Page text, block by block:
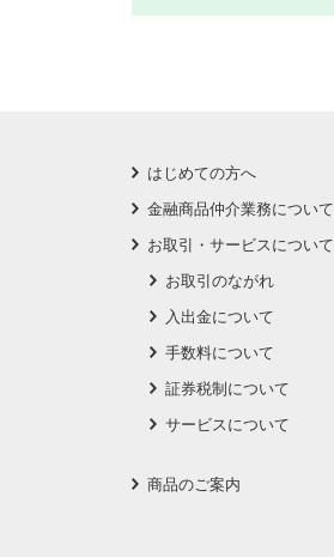
はじめての方へ
金融商品仲介業務について
お取引・サービスについて
お取引のながれ
入出金について
手数料について
証券税制について
サービスについて
商品のご案内